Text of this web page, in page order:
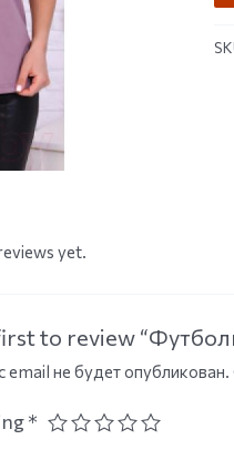
yet.
to review
email не будет опубликован.
*